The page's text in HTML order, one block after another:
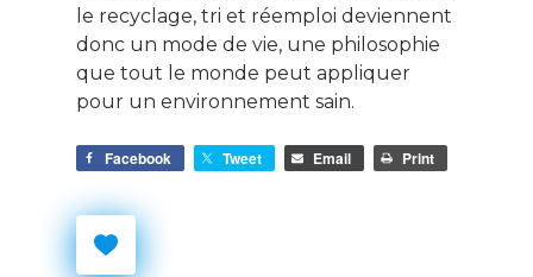
le recyclage, tri et réemploi deviennent
donc un mode de vie, une philosophie
que tout le monde peut appliquer
pour un environnement sain.
Facebook Tweet Email Print